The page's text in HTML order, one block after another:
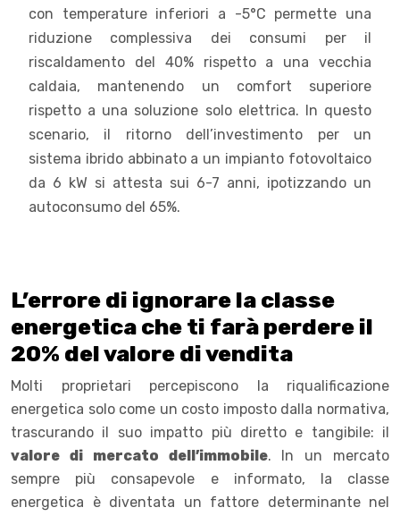
con temperature inferiori a -5°C permette una
riduzione complessiva dei consumi per il
riscaldamento del 40% rispetto a una vecchia
caldaia, mantenendo un comfort superiore
rispetto a una soluzione solo elettrica. In questo
scenario, il ritorno dell’investimento per un
sistema ibrido abbinato a un impianto fotovoltaico
da 6 kW si attesta sui 6-7 anni, ipotizzando un
autoconsumo del 65%.
L’errore di ignorare la classe
energetica che ti farà perdere il
20% del valore di vendita
Molti proprietari percepiscono la riqualificazione
energetica solo come un costo imposto dalla normativa,
trascurando il suo impatto più diretto e tangibile: il
valore di mercato dell’immobile. In un mercato
sempre più consapevole e informato, la classe
energetica è diventata un fattore determinante nel